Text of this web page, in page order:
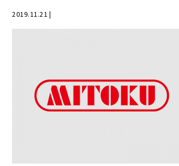
2019.11.21 |